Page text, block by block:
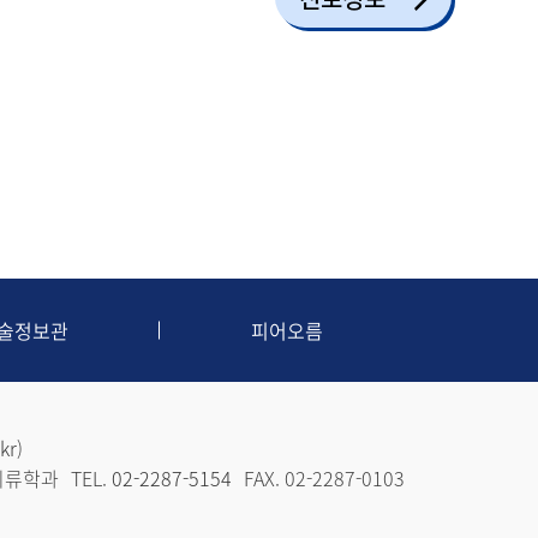
정보관 피어오름
)
학과 TEL. 02-2287-5154 FAX. 02-2287-0103